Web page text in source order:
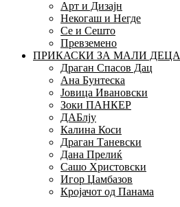
Арт и Дизајн
Некогаш и Негде
Се и Сешто
Превземено
ПРИКАСКИ ЗА МАЛИ ДЕЦА
Драган Спасов Дац
Ана Бунтеска
Јовица Ивановски
Зоки ПАНКЕР
ДАБлју
Калина Коси
Драган Таневски
Дана Прелиќ
Сашо Христовски
Игор Џамбазов
Кројачот од Панама